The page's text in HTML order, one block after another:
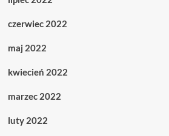
czerwiec 2022
maj 2022
kwiecień 2022
marzec 2022
luty 2022